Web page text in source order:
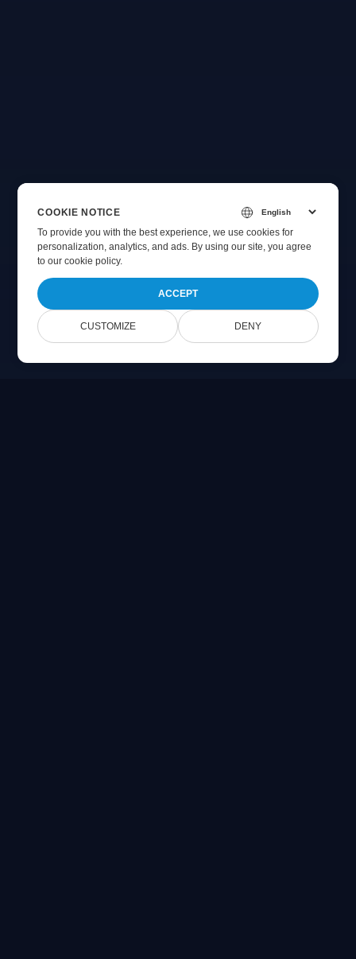
COOKIE NOTICE
To provide you with the best experience, we use cookies for
personalization, analytics, and ads. By using our site, you agree
toour cookie policy.
ACCEPT
CUSTOMIZE DENY